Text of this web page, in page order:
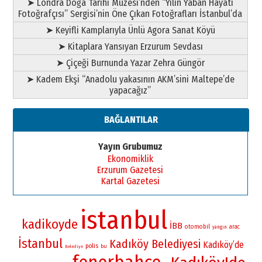
➤ Londra Doğa Tarihi Müzesi’nden “Yılın Yaban Hayatı
Fotoğrafçısı” Sergisi’nin Öne Çıkan Fotoğrafları İstanbul’da
➤ Keyifli Kamplarıyla Ünlü Agora Sanat Köyü
➤ Kitaplara Yansıyan Erzurum Sevdası
➤ Çiçeği Burnunda Yazar Zehra Güngör
➤ Kadem Ekşi “Anadolu yakasının AKM’sini Maltepe’de
yapacağız”
BAĞLANTILAR
Yayın Grubumuz
Ekonomiklik
Erzurum Gazetesi
Kartal Gazetesi
kadikoyde istanbul İBB otomobil yangın arac
İstanbul Belediye polis bu Kadıköy Belediyesi Kadıköy’de